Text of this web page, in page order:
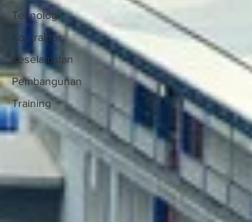
Teknologi
Kontraktor
Keselamatan
Pembangunan
Training